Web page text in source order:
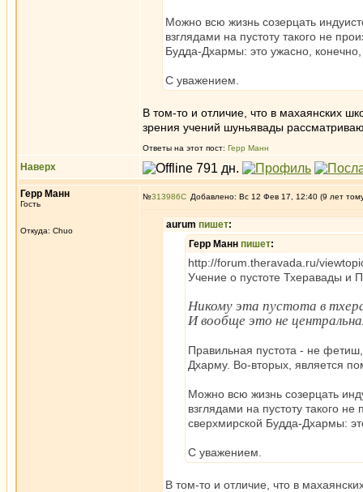
Можно всю жизнь созерцать
взглядами на пустоту такого не
Будда-Дхармы: это ужасно,
С уважением.
В том-то и отличие, что в махаянских
зрения учений шуньявады
Ответы на этот пост: Герр Манн
Наверх
Герр Манн
Гость
Откуда: Chuo
№313986 Добавлено: Вс 12 Фев 17, 12:40 (9 лет
aurum пишет:
Герр Манн пишет:
http://forum.theravada.ru/
Учение о пустоте Тхеравады и
Никому эта пустота в
И вообще это не
Правильная пустота - не
Дхарму. Во-вторых, является
Можно всю жизнь созерцать
взглядами на пустоту такого
сверхмирской Будда-Дхармы:
С уважением.
В том-то и отличие, что в